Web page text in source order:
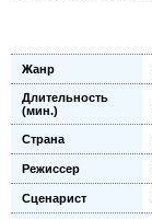
Жанр
Длительность
(мин.)
Страна
Режиссер
Сценарист